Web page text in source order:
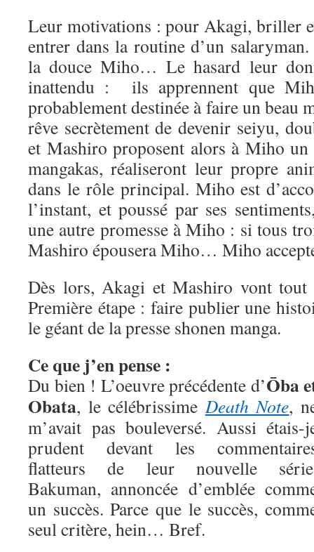
Leur motivations : pour Akagi, briller
entrer dans la routine d’un
la douce Miho… Le hasard leur
inattendu : ils apprennent que
probablement destinée à faire un beau
rêve secrètement de devenir seiyu,
et Mashiro proposent alors à Miho
mangakas, réaliseront leur propre
dans le rôle principal. Miho est
l’instant, et poussé par ses
une autre promesse à Miho : si tous
Mashiro épousera Miho… Miho
Dès lors, Akagi et Mashiro vont
Première étape : faire publier une
le géant de la presse shonen manga.
Ce que j’en pense :
Du bien ! L’oeuvre précédente d’Ōba
Obata, le célébrissimeDeath Note,
m’avait pas bouleversé. Aussi étais-
prudent devant les
flatteurs de leur nouvelle
Bakuman, annoncée d’emblée
un succès. Parce que le succès,
seul critère, hein… Bref.